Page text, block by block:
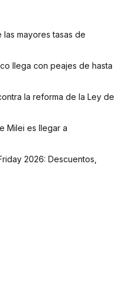
las mayores tasas de
llega con peajes de hasta
la reforma de la Ley de
Milei es llegar a
2026: Descuentos,